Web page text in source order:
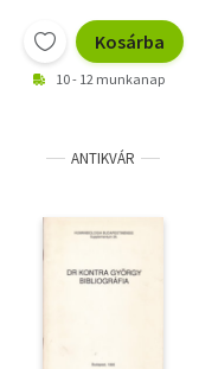
Kosárba
10 - 12 munkanap
ANTIKVÁR